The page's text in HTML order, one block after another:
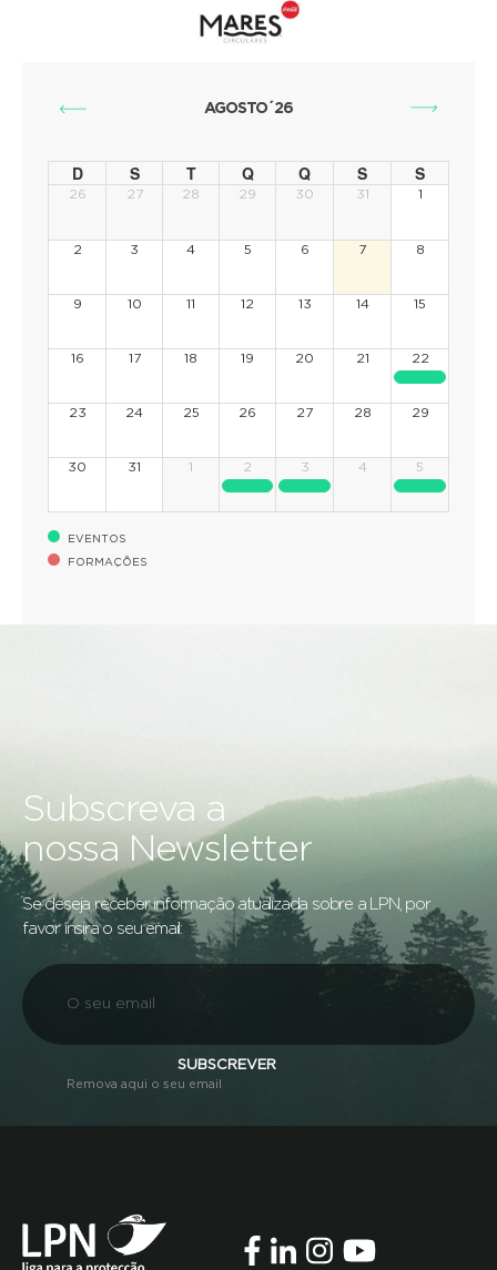
AGOSTO´26
D S T Q Q S S
26 27 28 29 30 31 1
2 3 4 5 6 7 8
9 10 11 12 13 14 15
16 17 18 19 20 21 22
23 24 25 26 27 28 29
30 31 1 2 3 4 5
EVENTOS
FORMAÇÕES
Subscreva a
nossa Newsletter
Se deseja receber informação atualizada sobre a LPN, por
favor insira o seu email:
SUBSCREVER
Remova aqui o seu email